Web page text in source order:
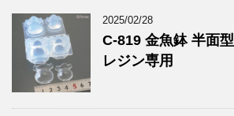
2025/02/28
C-819 金魚鉢 半面
レジン専用